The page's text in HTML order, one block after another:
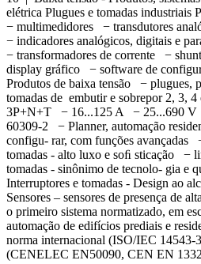
elétrica Plugues e tomadas industriais
− multimedidores − transdutores
− indicadores analógicos, digitais e
− transformadores de corrente −
display gráfico − software de
Produtos de baixa tensão − plugues,
tomadas de embutir e sobrepor 2, 3,
3P+N+T − 16...125 A − 25...690
60309-2 − Planner, automação
configu- rar, com funções avançadas
tomadas - alto luxo e soﬁ sticação −
tomadas - sinônimo de tecnolo- gia e
Interruptores e tomadas - Design ao
Sensores – sensores de presença de
o primeiro sistema normatizado, em
automação de edifícios prediais e
norma internacional (ISO/IEC 14543-
(CENELEC EN50090, CEN EN